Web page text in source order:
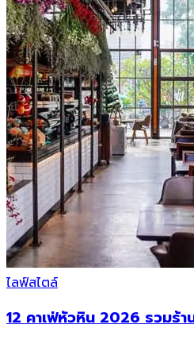
ไลฟ์สไตล์
12 คาเฟ่หัวหิน 2026 รวมร้